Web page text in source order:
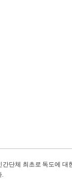
간단체 최초로 독도에
.